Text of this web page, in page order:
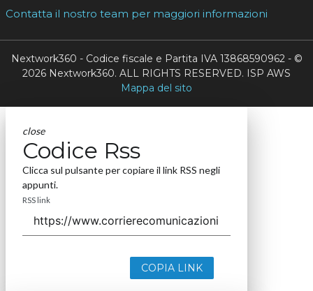
Contatta il nostro team per maggiori informazioni
Nextwork360 - Codice fiscale e Partita IVA 13868590962 - ©
2026 Nextwork360. ALL RIGHTS RESERVED. ISP AWS
Mappa del sito
close
Codice Rss
Clicca sul pulsante per copiare il link RSS negli
appunti.
RSS link
COPIA LINK